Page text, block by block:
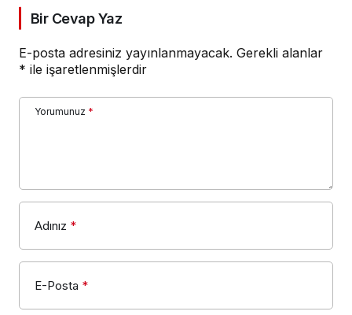
Bir Cevap Yaz
E-posta adresiniz yayınlanmayacak. Gerekli alanlar
* ile işaretlenmişlerdir
Yorumunuz *
Adınız *
E-Posta *